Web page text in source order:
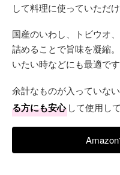
して料理に使っていただけ
国産のいわし、トビウオ
詰めることで旨味を凝縮
いたい時などにも最適です
余計なものが入っていな
る方にも安心 して使用し